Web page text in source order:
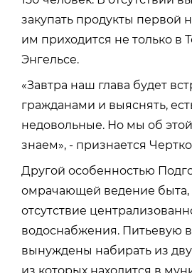
закупать продукты первой
им приходится не только в
Энгельсе.
«Завтра наш глава будет
гражданами и выяснять,
недовольные. Но мы об
знаем», - признается
Другой особенностью
омрачающей ведение быта,
отсутствие
водоснабжения. Питьевую
вынуждены набирать из